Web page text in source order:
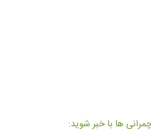
ها با خبر شوید: